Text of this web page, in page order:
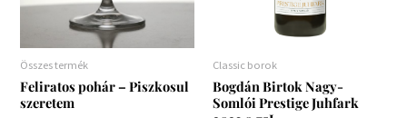
Összes termék
Feliratos pohár – Piszkosul
szeretem
Classic borok
Bogdán Birtok Nagy-
Somlói Prestige Juhfark